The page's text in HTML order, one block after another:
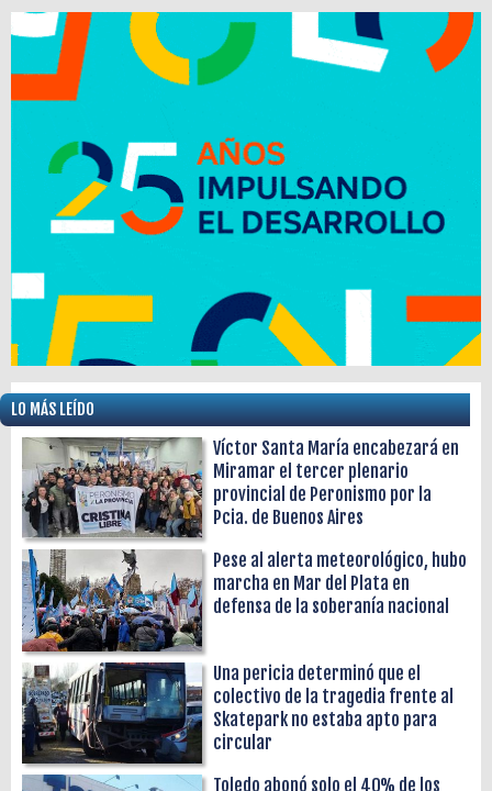
LO MÁS LEÍDO
Víctor Santa María encabezará en
Miramar el tercer plenario
provincial de Peronismo por la
Pcia. de Buenos Aires
Pese al alerta meteorológico, hubo
marcha en Mar del Plata en
defensa de la soberanía nacional
Una pericia determinó que el
colectivo de la tragedia frente al
Skatepark no estaba apto para
circular
Toledo abonó solo el 40% de los